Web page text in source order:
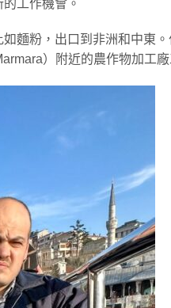
工作機會。
麵粉，出口到非洲和中東
）附近的農作物加工廠